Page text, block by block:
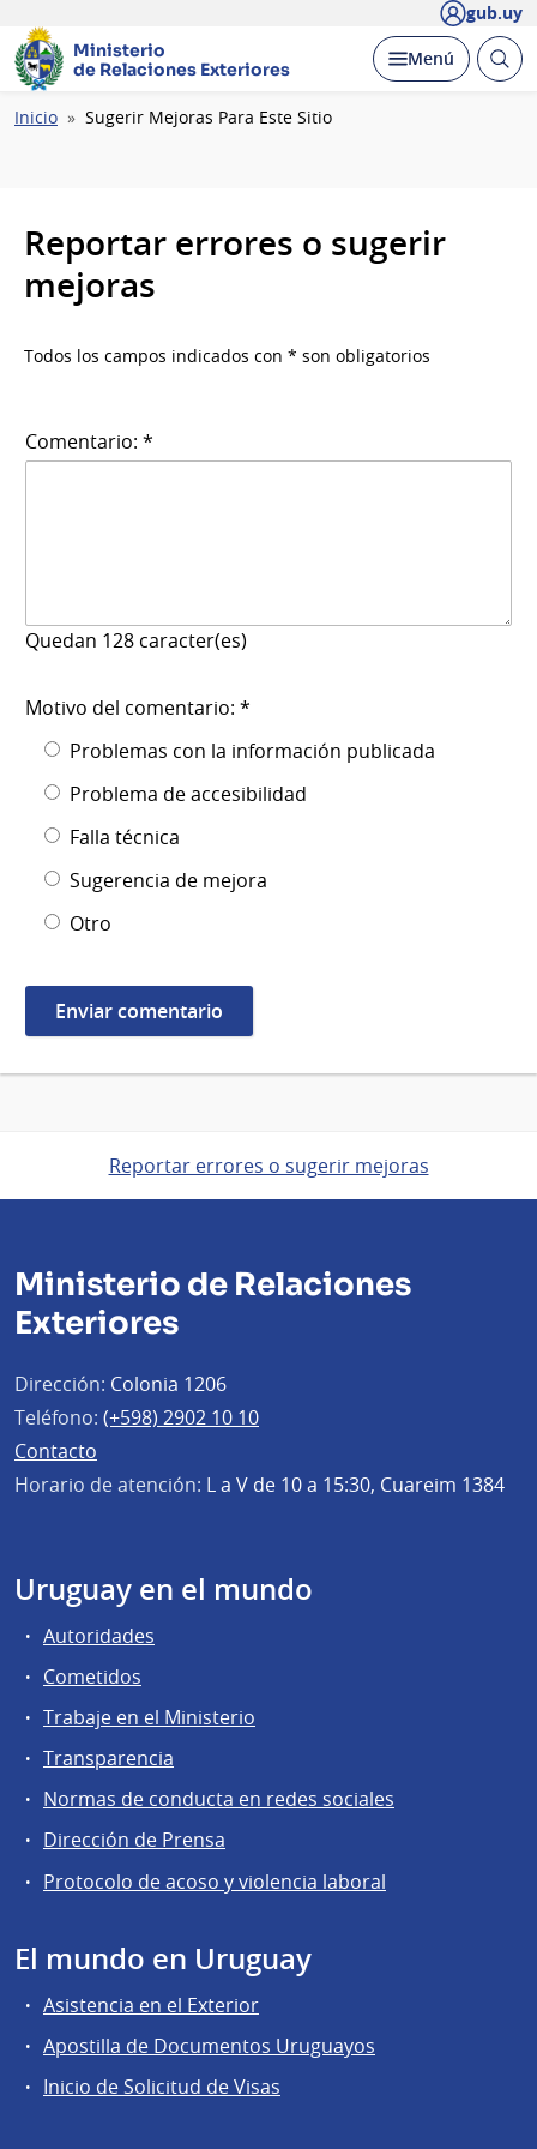
gub.uy
Ministerio
de Relaciones Exteriores
Desplegar
Menú Abrir
Ruta
Inicio Sugerir Mejoras Para Este Sitio
Reportar errores o sugerir
mejoras
Todos los campos indicados con * son obligatorios
Comentario: *
Quedan 128 caracter(es)
Motivo del comentario: *
Problemas con la información publicada
Problema de accesibilidad
Falla técnica
Sugerencia de mejora
Otro
Reportar errores o sugerir mejoras
Ministerio de Relaciones
Exteriores
Dirección: Colonia 1206
Teléfono: (+598) 2902 10 10
Contacto
Horario de atención: L a V de 10 a 15:30, Cuareim 1384
Uruguay en el mundo
Autoridades
Cometidos
Trabaje en el Ministerio
Transparencia
Normas de conducta en redes sociales
Dirección de Prensa
Protocolo de acoso y violencia laboral
El mundo en Uruguay
Asistencia en el Exterior
Apostilla de Documentos Uruguayos
Inicio de Solicitud de Visas